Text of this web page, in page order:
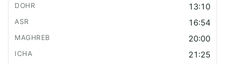
13:10
16:54
20:00
21:25